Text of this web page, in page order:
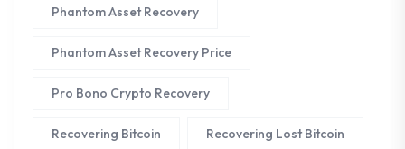
Phantom Asset Recovery
Phantom Asset Recovery Price
Pro Bono Crypto Recovery
Recovering Bitcoin Recovering Lost Bitcoin